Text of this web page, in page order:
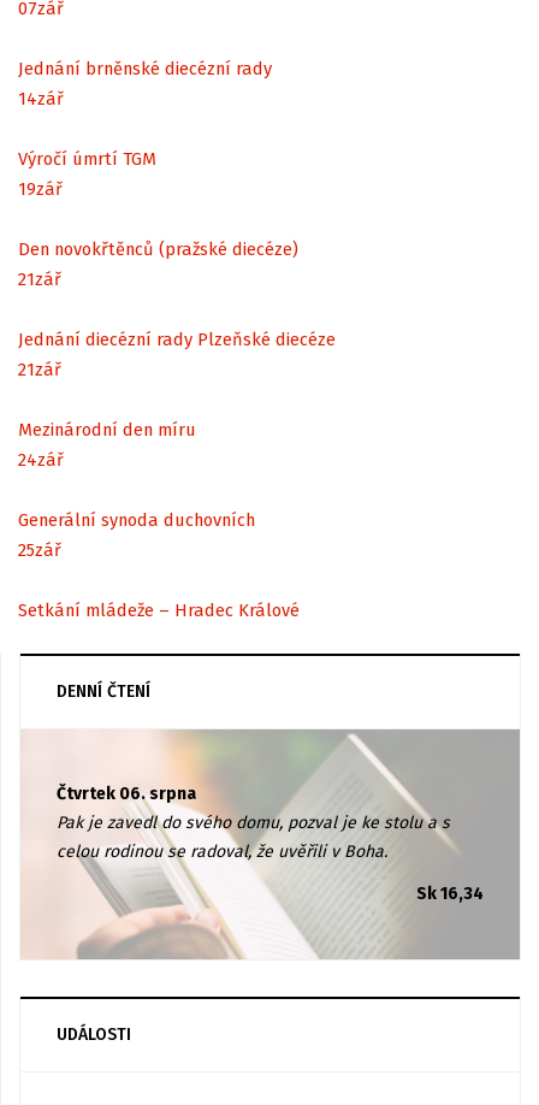
07zář
Jednání brněnské diecézní rady
14zář
Výročí úmrtí TGM
19zář
Den novokřtěnců (pražské diecéze)
21zář
Jednání diecézní rady Plzeňské diecéze
21zář
Mezinárodní den míru
24zář
Generální synoda duchovních
25zář
Setkání mládeže – Hradec Králové
DENNÍ ČTENÍ
Čtvrtek 06. srpna
Pak je zavedl do svého domu, pozval je ke stolu a s
celou rodinou se radoval, že uvěřili v Boha.
Sk 16,34
UDÁLOSTI